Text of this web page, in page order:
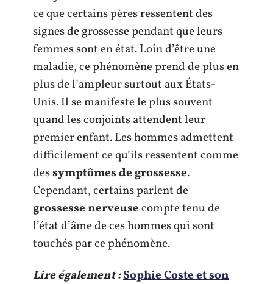
ce que certains pères ressentent des
signes de grossesse pendant que leurs
femmes sont en état. Loin d’être une
maladie, ce phénomène prend de plus en
plus de l’ampleur surtout aux États-
Unis. Il se manifeste le plus souvent
quand les conjoints attendent leur
premier enfant. Les hommes admettent
difficilement ce qu’ils ressentent comme
dessymptômes de grossesse.
Cependant, certains parlent de
grossesse nerveusecompte tenu de
l’état d’âme de ces hommes qui sont
touchés par ce phénomène.
Lire également :Sophie Coste et son